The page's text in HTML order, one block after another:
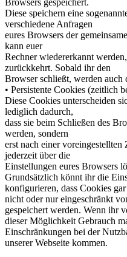
Diese speichern eine
verschiedene Anfragen
eures Browsers der
kann euer
Rechner wiedererkannt
zurückkehrt. Sobald ihr den
Browser schließt, werden auch
• Persistente Cookies (zeitlich
Diese Cookies unterscheiden
lediglich dadurch,
dass sie beim Schließen des
werden, sondern
erst nach einer
jederzeit über die
Einstellungen eures Browsers
Grundsätzlich könnt ihr die
konfigurieren, dass Cookies gar
nicht oder nur eingeschränkt
gespeichert werden. Wenn ihr
dieser Möglichkeit Gebrauch
Einschränkungen bei der
unserer Webseite kommen.